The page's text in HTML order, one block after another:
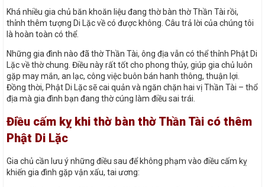
Khá nhiều gia chủ băn khoăn liệu đang thờ bàn thờ Thần Tài rồi,
thỉnh thêm tượng Di Lặc về có được không. Câu trả lời của chúng tôi
là hoàn toàn có thể.
Những gia đình nào đã thờ Thần Tài, ông địa vẫn có thể thỉnh Phật Di
Lặc về thờ chung. Điều này rất tốt cho phong thủy, giúp gia chủ luôn
gặp may mắn, an lạc, công việc buôn bán hanh thông, thuận lợi.
Đồng thời, Phật Di Lặc sẽ cai quản và ngăn chặn hai vị Thần Tài – thổ
địa mà gia đình bạn đang thờ cúng làm điều sai trái.
Điều cấm kỵ khi thờ bàn thờ Thần Tài có thêm
Phật Di Lặc
Gia chủ cần lưu ý những điều sau để không phạm vào điều cấm kỵ
khiến gia đình gặp vận xấu, tai ương: